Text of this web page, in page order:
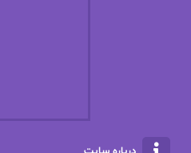
الناز محمدی